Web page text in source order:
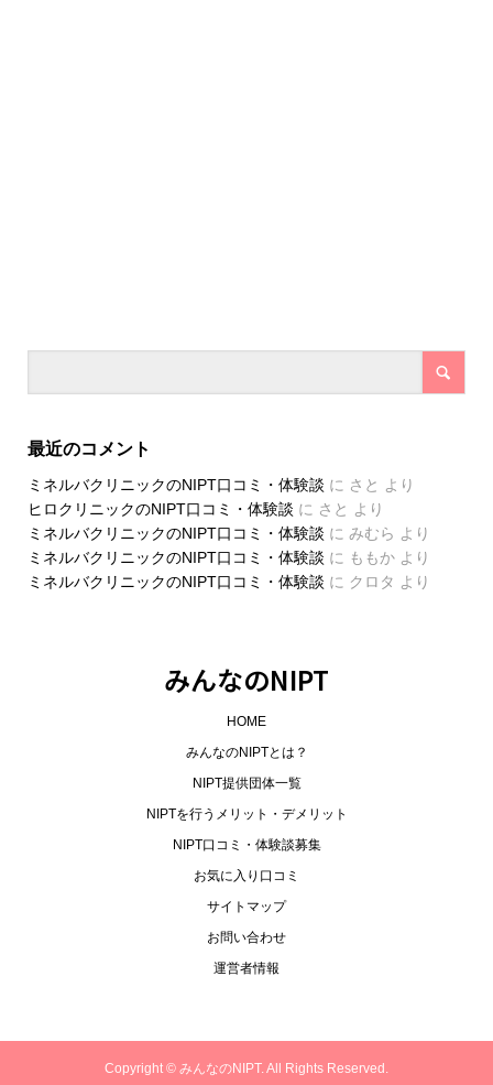
最近のコメント
ミネルバクリニックのNIPT口コミ・体験談 に さと より
ヒロクリニックのNIPT口コミ・体験談 に さと より
ミネルバクリニックのNIPT口コミ・体験談 に みむら より
ミネルバクリニックのNIPT口コミ・体験談 に ももかより
ミネルバクリニックのNIPT口コミ・体験談 に クロタ より
みんなのNIPT
HOME
みんなのNIPTとは？
NIPT提供団体一覧
NIPTを行うメリット・デメリット
NIPT口コミ・体験談募集
お気に入り口コミ
サイトマップ
お問い合わせ
運営者情報
Copyright © みんなのNIPT. All Rights Reserved.